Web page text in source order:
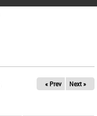
« Prev Next »